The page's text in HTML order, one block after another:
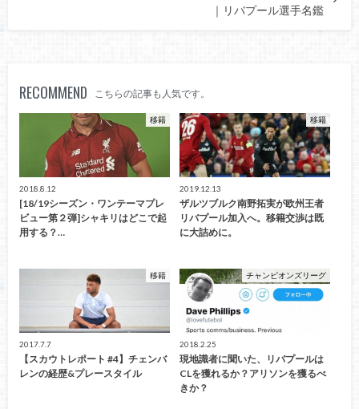
｜リバプール選手名鑑
RECOMMEND こちらの記事も人気です。
移籍
2018.8.12
[18/19シーズン・ワンテーマプレ
ビュー第２弾]シャキリはどこで起
用する？…
移籍
2019.12.13
ザルツブルク南野拓実が欧州王者
リバプール加入へ。移籍交渉は既
に大詰めに。
移籍
2017.7.7
【スカウトレポート #4】チェンバ
レンの経歴&プレースタイル
チャンピオンズリーグ
2018.2.25
現地識者に聞いた、リバプールは
CLを獲れるか？アリソンを獲るべ
きか？